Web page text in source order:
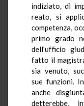
indiziato, di
reato, si
competenza,
primo grado
dell'ufficio
fatto il
sia venuto,
sue funzioni.
anche
detterebbe,